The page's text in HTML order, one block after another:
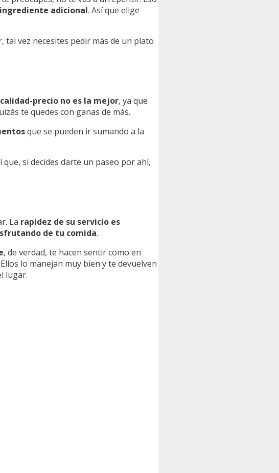
adicional. Así que elige
tal vez necesites pedir más de un plato
precio no es la mejor, ya que
te quedes con ganas de más.
que se pueden ir sumando a la
que, si decides darte un paseo por ahí,
La rapidez de su servicio es
de tu comida.
, de verdad, te hacen sentir como en
lo manejan muy bien y te devuelven
lugar.